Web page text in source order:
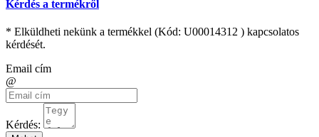
Kérdés a termékről
* Elküldheti nekünk a termékkel (Kód: U00014312 ) kapcsolatos
kérdését.
Email cím
@
Kérdés: